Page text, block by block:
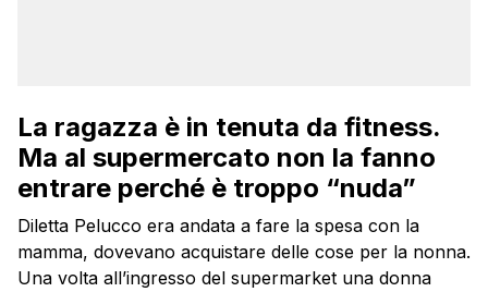
La ragazza è in tenuta da fitness.
Ma al supermercato non la fanno
entrare perché è troppo “nuda”
Diletta Pelucco era andata a fare la spesa con la
mamma, dovevano acquistare delle cose per la nonna.
Una volta all’ingresso del supermarket una donna